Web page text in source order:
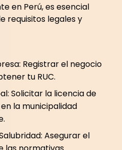
en Perú, es esencial
requisitos legales y
Registrar el negocio
tu RUC.
Solicitar la licencia de
la municipalidad
Asegurar el